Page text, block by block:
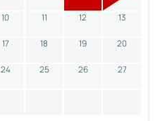
10 11 12 13
17 18 19 20
24 25 26 27